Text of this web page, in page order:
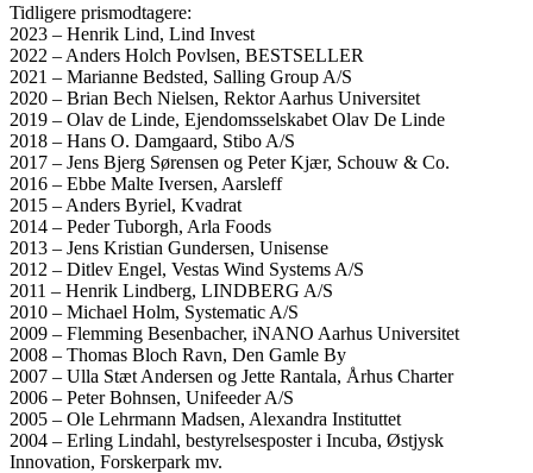
Tidligere prismodtagere:
2023 – Henrik Lind, Lind Invest
2022 – Anders Holch Povlsen, BESTSELLER
2021 – Marianne Bedsted, Salling Group A/S
2020 – Brian Bech Nielsen, Rektor Aarhus Universitet
2019 – Olav de Linde, Ejendomsselskabet Olav De Linde
2018 – Hans O. Damgaard, Stibo A/S
2017 – Jens Bjerg Sørensen og Peter Kjær, Schouw & Co.
2016 – Ebbe Malte Iversen, Aarsleff
2015 – Anders Byriel, Kvadrat
2014 – Peder Tuborgh, Arla Foods
2013 – Jens Kristian Gundersen, Unisense
2012 – Ditlev Engel, Vestas Wind Systems A/S
2011 – Henrik Lindberg, LINDBERG A/S
2010 – Michael Holm, Systematic A/S
2009 – Flemming Besenbacher, iNANO Aarhus Universitet
2008 – Thomas Bloch Ravn, Den Gamle By
2007 – Ulla Stæt Andersen og Jette Rantala, Århus Charter
2006 – Peter Bohnsen, Unifeeder A/S
2005 – Ole Lehrmann Madsen, Alexandra Instituttet
2004 – Erling Lindahl, bestyrelsesposter i Incuba, Østjysk
Innovation, Forskerpark mv.